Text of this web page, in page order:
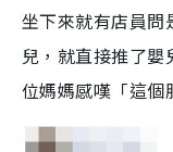
坐下來就有店員問
兒，就直接推了
位媽媽感嘆「這個